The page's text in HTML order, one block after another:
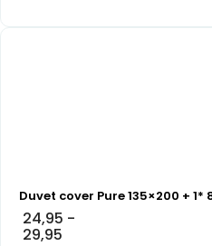
Duvet cover Pure 135×200 + 1*
24,95 -
29,95